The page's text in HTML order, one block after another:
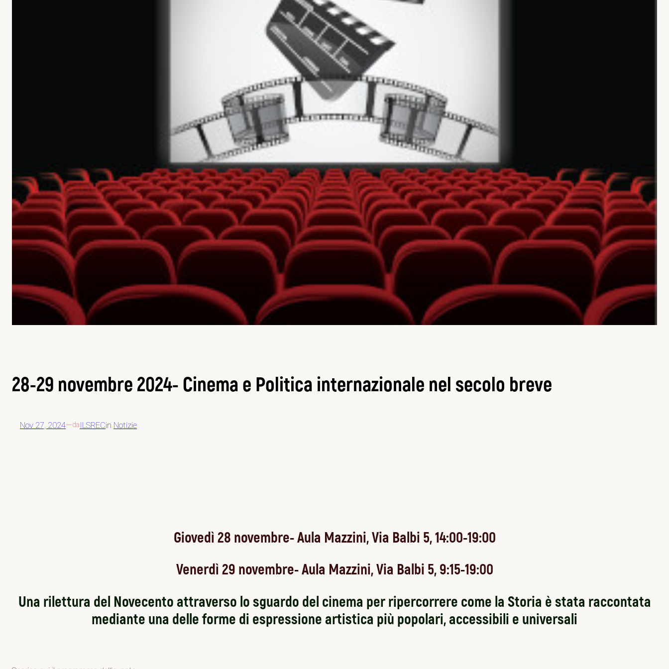
28-29 novembre 2024- Cinema e Politica internazionale nel secolo breve
Nov 27, 2024—daILSRECin Notizie
Giovedì 28 novembre- Aula Mazzini, Via Balbi 5, 14:00-19:00
Venerdì 29 novembre- Aula Mazzini, Via Balbi 5, 9:15-19:00
Una rilettura del Novecento attraverso lo sguardo del cinema per ripercorrere come la Storia è stata raccontata
mediante una delle forme di espressione artistica più popolari, accessibili e universali